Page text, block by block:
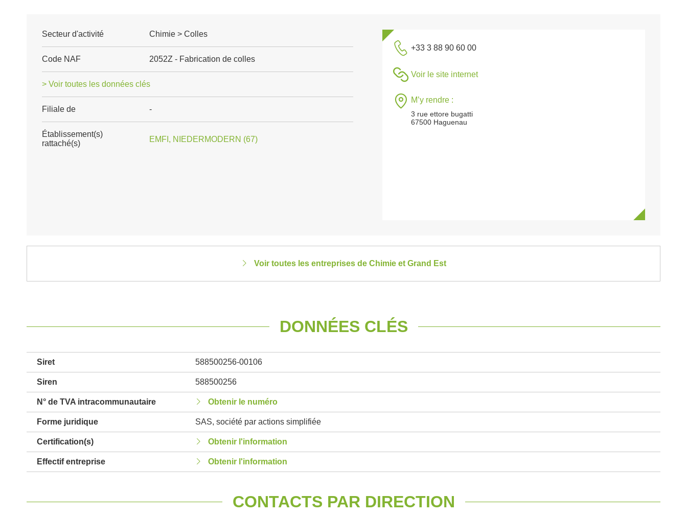
Secteur d'activité Chimie > Colles
Code NAF 2052Z - Fabrication de colles
> Voir toutes les données clés
Filiale de -
Établissement(s)
rattaché(s)
EMFI, NIEDERMODERN (67)
+33 3 88 90 60 00
Voir le site internet
M’y rendre :
3 rue ettore bugatti
67500 Haguenau
Voir toutes les entreprises de Chimie et Grand Est
DONNÉES CLÉS
Siret 588500256-00106
Siren 588500256
N° de TVA intracommunautaire Obtenir le numéro
Forme juridique SAS, société par actions simplifiée
Certification(s) Obtenir l'information
Effectif entreprise Obtenir l'information
CONTACTS PAR DIRECTION